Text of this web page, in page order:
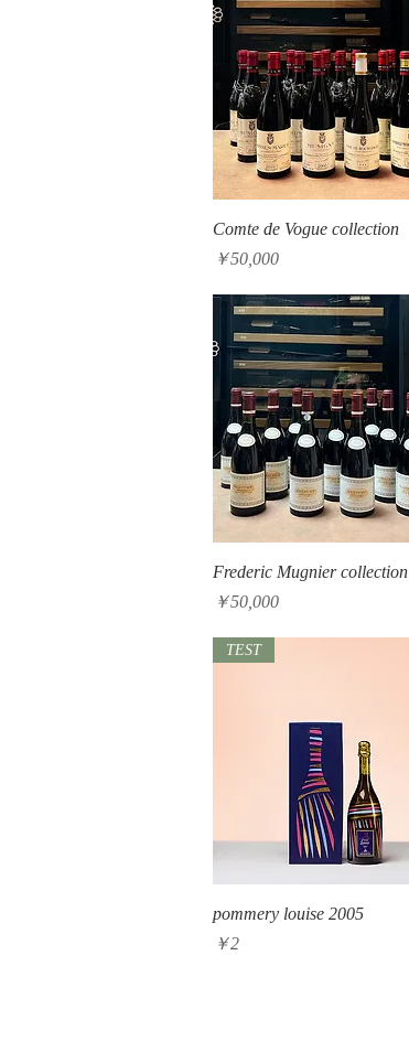
クイックビュー
Comte de Vogue collection
価格
￥50,000
クイックビュー
Frederic Mugnier collection
価格
￥50,000
クイックビュー
TEST
pommery louise 2005
価格
￥2